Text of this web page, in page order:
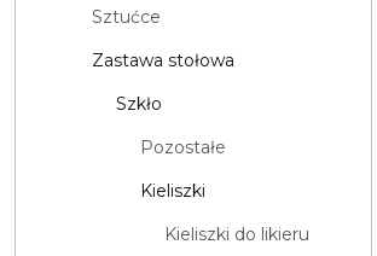
Sztućce
Zastawa stołowa
Szkło
Pozostałe
Kieliszki
Kieliszki do likieru